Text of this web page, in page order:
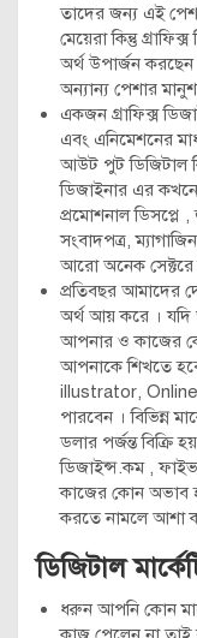
তাদের জন্য এই
মেয়েরা কিন্তু
অর্থ উপার্জন
অন্যান্য পেশার
একজন গ্রাফিক্স
এবং এনিমেশনের
আউট পুট ডিজিটাল
ডিজাইনার এর কখনো
প্রমোশনাল ডিসপ্লে ,
সংবাদপত্র,
আরো অনেক
প্রতিবছর আমাদের
অর্থ আয় করে । যদি
আপনার ও কাজের
আপনাকে শিখতে
illustrator,
পারবেন । বিভিন্ন
ডলার পর্জন্ত বিক্রি
ডিজাইন্স.কম ,
কাজের কোন অভাব
করতে নামলে আশা
ডিজিটাল
ধরুন আপনি কোন